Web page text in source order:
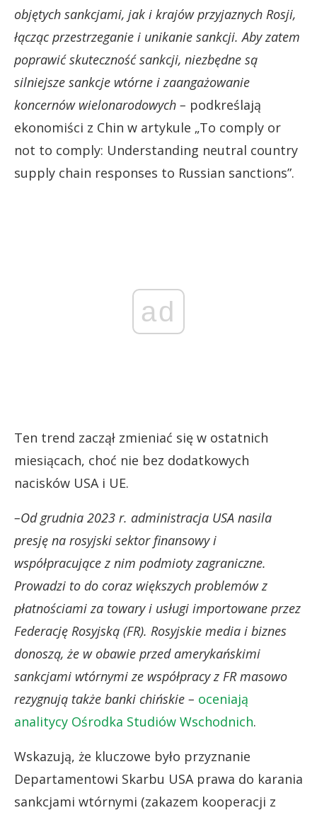
objętych sankcjami, jak i krajów przyjaznych Rosji,
łącząc przestrzeganie i unikanie sankcji. Aby zatem
poprawić skuteczność sankcji, niezbędne są
silniejsze sankcje wtórne i zaangażowanie
koncernów wielonarodowych – podkreślają
ekonomiści z Chin w artykule „To comply or
not to comply: Understanding neutral country
supply chain responses to Russian sanctions”.
ad
Ten trend zaczął zmieniać się w ostatnich
miesiącach, choć nie bez dodatkowych
nacisków USA i UE.
–Od grudnia 2023 r. administracja USA nasila
presję na rosyjski sektor finansowy i
współpracujące z nim podmioty zagraniczne.
Prowadzi to do coraz większych problemów z
płatnościami za towary i usługi importowane przez
Federację Rosyjską (FR). Rosyjskie media i biznes
donoszą, że w obawie przed amerykańskimi
sankcjami wtórnymi ze współpracy z FR masowo
rezygnują także banki chińskie – oceniają
analitycy Ośrodka Studiów Wschodnich.
Wskazują, że kluczowe było przyznanie
Departamentowi Skarbu USA prawa do karania
sankcjami wtórnymi (zakazem kooperacji z